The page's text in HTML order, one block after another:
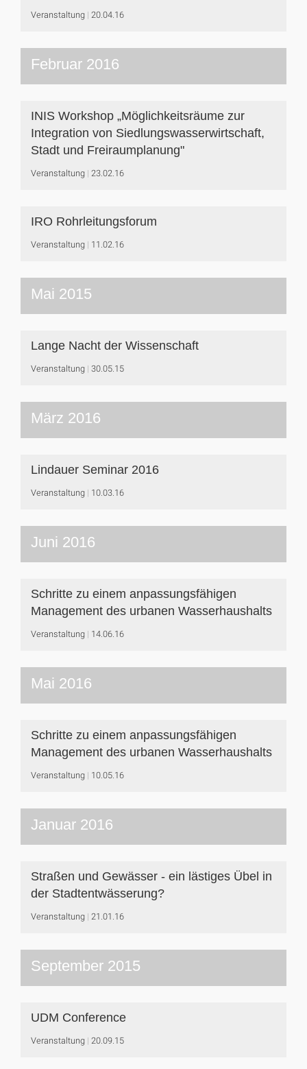
Veranstaltung 20.04.16
Februar 2016
INIS Workshop „Möglichkeitsräume zur
Integration von Siedlungswasserwirtschaft,
Stadt und Freiraumplanung"
Veranstaltung 23.02.16
IRO Rohrleitungsforum
Veranstaltung 11.02.16
Mai 2015
Lange Nacht der Wissenschaft
Veranstaltung 30.05.15
März 2016
Lindauer Seminar 2016
Veranstaltung 10.03.16
Juni 2016
Schritte zu einem anpassungsfähigen
Management des urbanen Wasserhaushalts
Veranstaltung 14.06.16
Mai 2016
Schritte zu einem anpassungsfähigen
Management des urbanen Wasserhaushalts
Veranstaltung 10.05.16
Januar 2016
Straßen und Gewässer - ein lästiges Übel in
der Stadtentwässerung?
Veranstaltung 21.01.16
September 2015
UDM Conference
Veranstaltung 20.09.15